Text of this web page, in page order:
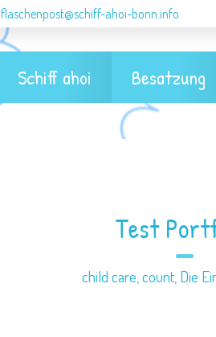
flaschenpost@schiff-ahoi-bonn.info
Schiff ahoi Besatzung
Test
child care,count, Die